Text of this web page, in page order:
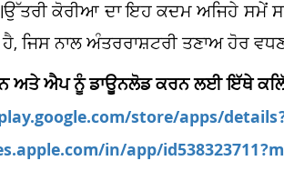
ਕੋਰੀਆ ਦਾ ਇਹ ਕਦਮ ਅਜਿਹੇ
ਜਿਸ ਨਾਲ ਅੰਤਰਰਾਸ਼ਟਰੀ ਤਣਾਅ ਹੋਰ ਵਧਣ
ਅਤੇ ਐਪ ਨੂੰ ਡਾਊਨਲੋਡ ਕਰਨ ਲਈ ਇੱਥੇ
store/apps/
in/app/